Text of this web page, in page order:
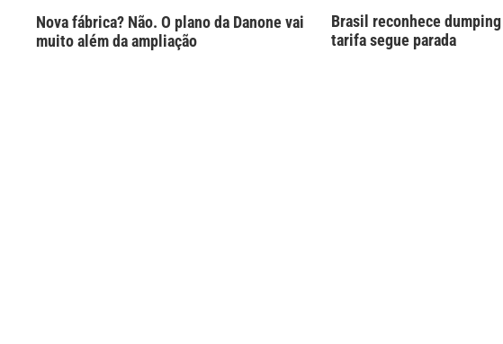
Nova fábrica? Não. O plano da Danone vai
muito além da ampliação
Brasil reconhece
tarifa segue parada